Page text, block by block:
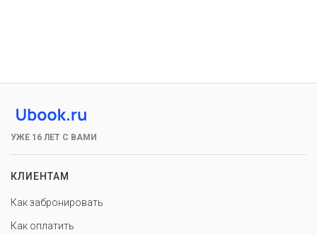
УЖЕ 16 ЛЕТ С ВАМИ
КЛИЕНТАМ
Как забронировать
Как оплатить